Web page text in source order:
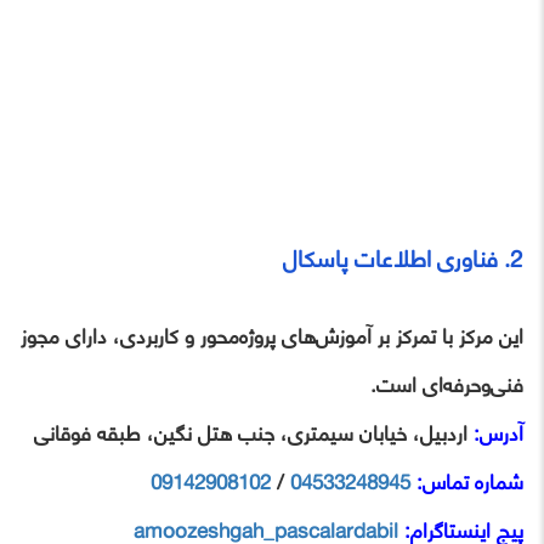
2. فناوری اطلاعات پاسکال
این مرکز با تمرکز بر آموزش‌های پروژه‌محور و کاربردی، دارای مجوز
فنی‌وحرفه‌ای است.
آدرس:اردبیل، خیابان سیمتری، جنب هتل نگین، طبقه فوقانی
شماره تماس:04533248945
/
09142908102
پیج اینستاگرام:amoozeshgah_pascalardabil